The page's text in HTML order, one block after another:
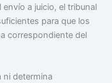
a juicio, el tribunal
para que los
correspondiente del
ni determina